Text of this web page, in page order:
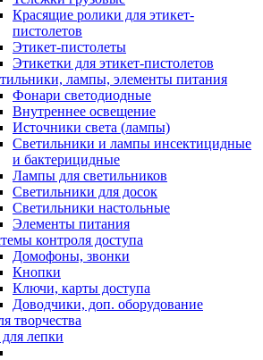
Красящие ролики для этикет-
пистолетов
Этикет-пистолеты
Этикетки для этикет-пистолетов
лампы, элементы питания
Фонари светодиодные
Внутреннее освещение
Источники света (лампы)
Светильники и лампы инсектицидные
и бактерицидные
Лампы для светильников
Светильники для досок
Светильники настольные
Элементы питания
контроля доступа
Домофоны, звонки
Кнопки
Ключи, карты доступа
Доводчики, доп. оборудование
творчества
лепки